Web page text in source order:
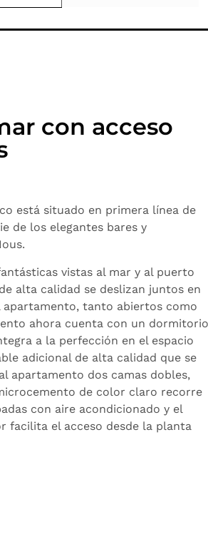
con acceso
está situado en primera línea de
de los elegantes bares y
vistas al mar y al puerto
alta calidad se deslizan juntos en
tanto abiertos como
ahora cuenta con un dormitorio
a la perfección en el espacio
adicional de alta calidad que se
apartamento dos camas dobles,
de color claro recorre
con aire acondicionado y el
facilita el acceso desde la planta